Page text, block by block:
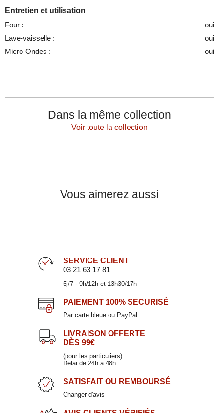
Entretien et utilisation
Four :
oui
Lave-vaisselle :
oui
Micro-Ondes :
oui
Dans la même collection
Voir toute la collection
Plat à four ovale en porcelaine 34x20cm
45,00 €
Vous aimerez aussi
Assiette plate en porcelaine 27cm
BELEM
13,00 €
SERVICE CLIENT
03 21 63 17 81
5j/7 - 9h/12h et 13h30/17h
PAIEMENT 100% SECURISÉ
Par carte bleue ou PayPal
LIVRAISON OFFERTE
DÈS 99€
(pour les particuliers)
Délai de 24h à 48h
SATISFAIT OU REMBOURSÉ
Changer d'avis